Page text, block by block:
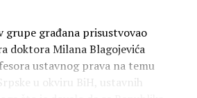
grupe građana prisustvovao
doktora Milana Blagojevića
ustavnog prava na temu
u okviru BiH, ustavnih